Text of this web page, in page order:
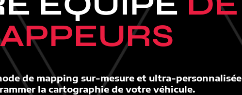
de mapping sur-mesure et ultra-personnalisée
la cartographie de votre véhicule.